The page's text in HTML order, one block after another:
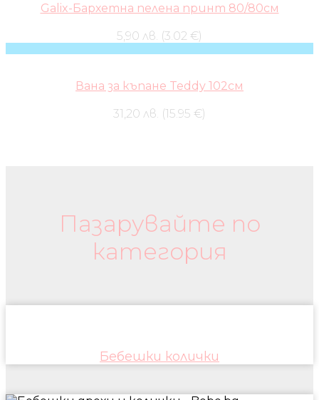
Galix-Бархетна пелена принт 80/80см
5,90 лв. (3.02 €)
Вана за къпане Teddy 102см
31,20 лв. (15.95 €)
Пазарувайте по
категория
Бебешки колички